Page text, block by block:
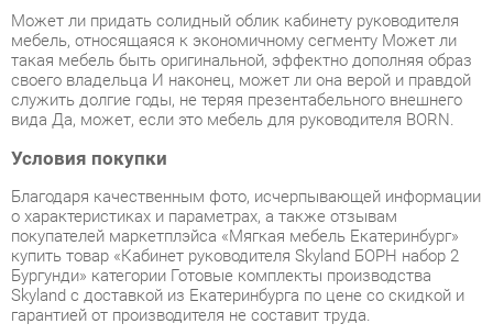
служить долгие годы, не теряя презентабельного внешнего
вида Да, может, если это мебель для руководителя BORN.
Условия покупки
Благодаря качественным фото, исчерпывающей информации
покупателей маркетплэйса «Мягкая мебель Екатеринбург»
Бургунди» категории Готовые комплекты производства
Skyland с доставкой из Екатеринбурга по цене со скидкой и
гарантией от производителя не составит труда.
Мы отправляем заказы в доставку ежедневно. Товары из
ассортимента в наличии на складе в Екатеринбурге вы
получите не позднее 48-ми часовс момента оформления
заказа. Дополнительно вы можете заказать подъём на этаж